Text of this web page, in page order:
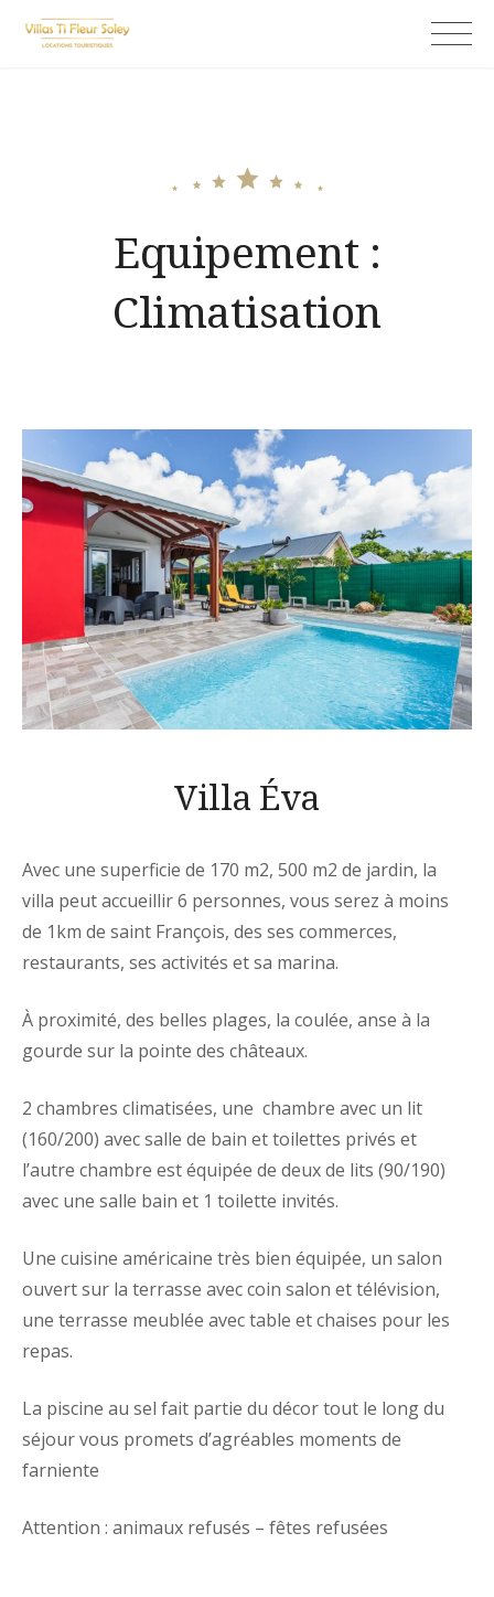
Equipement :
Climatisation
Villa Éva
Avec une superficie de 170 m2, 500 m2 de jardin, la
villa peut accueillir 6 personnes, vous serez à moins
de 1km de saint François, des ses commerces,
restaurants, ses activités et sa marina.
À proximité, des belles plages, la coulée, anse à la
gourde sur la pointe des châteaux.
2 chambres climatisées, une chambre avec un lit
(160/200) avec salle de bain et toilettes privés et
l’autre chambre est équipée de deux de lits (90/190)
avec une salle bain et 1 toilette invités.
Une cuisine américaine très bien équipée, un salon
ouvert sur la terrasse avec coin salon et télévision,
une terrasse meublée avec table et chaises pour les
repas.
La piscine au sel fait partie du décor tout le long du
séjour vous promets d’agréables moments de
farniente
Attention : animaux refusés – fêtes refusées